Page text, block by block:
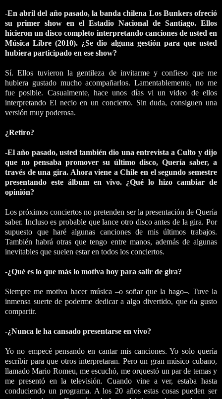
-En abril del año pasado, la banda chilena Los Bunkers ofreció
su primer show en el Estadio Nacional de Santiago. Ellos
hicieron un disco completo interpretando canciones de usted en
Música Libre (2010). ¿Se dio alguna gestión para que usted
hubiera participado en ese show?
Sí. Ellos tuvieron la gentileza de invitarme y confieso que me
hubiera gustado mucho acompañarlos. Lamentablemente, no me
fue posible. Casualmente, hace unos días vi un video de ellos
interpretando El necio en un concierto. Sin duda, consiguen una
versión muy poderosa.
¿Retiro?
-El año pasado, usted también dio una entrevista a Culto y dijo
que no pensaba promover su último disco, Quería saber, a
través de una gira. Ahora viene a Chile en el segundo semestre
presentando este álbum en vivo. ¿Qué lo hizo cambiar de
opinión?
Los próximos conciertos no pretenden ser la presentación de Quería
saber. Incluso es probable que lance otro disco antes de la gira. Por
supuesto que haré algunas canciones de mis últimos trabajos.
También habrá otras que tengo entre manos, además de algunas
inevitables que suelen estar en todos los conciertos.
-¿Qué es lo que más lo motiva hoy para salir de gira?
Siempre me motiva hacer música –o soñar que la hago–. Tuve la
inmensa suerte de poderme dedicar a algo divertido, que da gusto
compartir.
-¿Nunca le ha cansado presentarse en vivo?
Yo no empecé pensando en cantar mis canciones. Yo solo quería
escribir para que otros interpretaran. Pero un gran músico cubano,
llamado Mario Romeu, me escuchó, me orquestó un par de temas y
me presentó en la televisión. Cuando vine a ver, estaba hasta
conduciendo un programa. A los 20 años estas cosas pueden ser